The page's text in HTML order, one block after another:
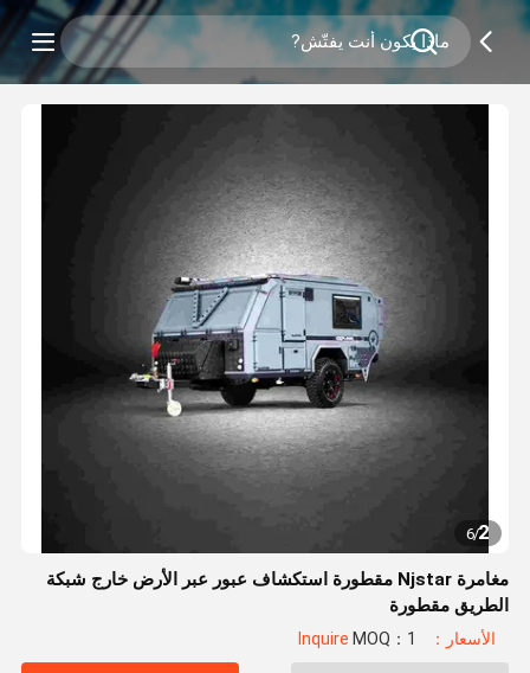
2
/
6
مغامرة Njstar مقطورة استكشاف عبور عبر الأرض خارج شبكة
الطريق مقطورة
الأسعار：Inquire MOQ：1